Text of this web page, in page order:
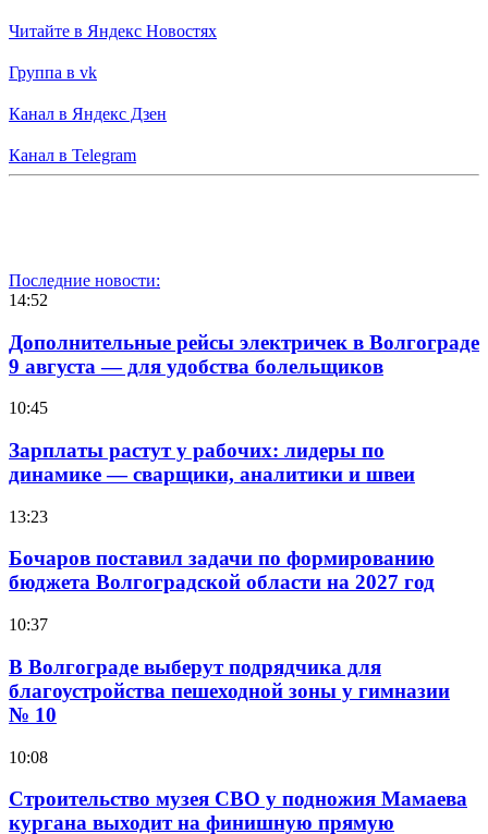
Читайте в Яндекс Новостях
Группа в vk
Канал в Яндекс Дзен
Канал в Telegram
Последние новости:
14:52
Дополнительные рейсы электричек в Волгограде
9 августа — для удобства болельщиков
10:45
Зарплаты растут у рабочих: лидеры по
динамике — сварщики, аналитики и швеи
13:23
Бочаров поставил задачи по формированию
бюджета Волгоградской области на 2027 год
10:37
В Волгограде выберут подрядчика для
благоустройства пешеходной зоны у гимназии
№ 10
10:08
Строительство музея СВО у подножия Мамаева
кургана выходит на финишную прямую